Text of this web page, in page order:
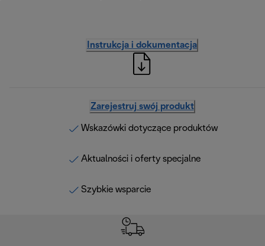
Instrukcja i dokumentacja
Zarejestruj swój produkt
Wskazówki dotyczące produktów
Aktualności i oferty specjalne
Szybkie wsparcie